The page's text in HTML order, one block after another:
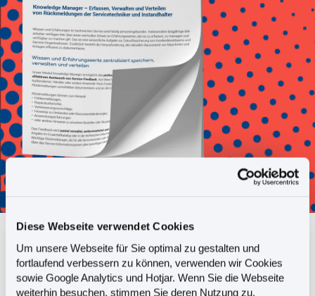
Diese Webseite verwendet Cookies
Um unsere Webseite für Sie optimal zu gestalten und
fortlaufend verbessern zu können, verwenden wir Cookies
sowie Google Analytics und Hotjar. Wenn Sie die Webseite
weiterhin besuchen, stimmen Sie deren Nutzung zu.
Ist Ihr Service-Wissen schon
digitalisiert?